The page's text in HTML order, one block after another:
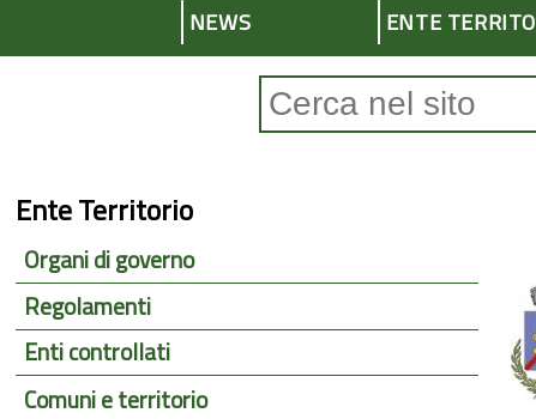
NEWS ENTE
Ente Territorio
Organi di governo
Regolamenti
Enti controllati
Comuni e territorio